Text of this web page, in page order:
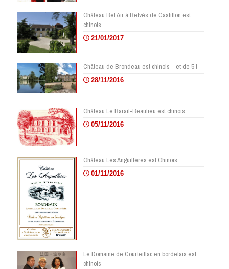
Château Bel Air à Belvès de Castillon est
chinois
21/01/2017
Château de Brondeau est chinois – et de 5 !
28/11/2016
Château Le Barail-Beaulieu est chinois
05/11/2016
Château Les Anguillères est Chinois
01/11/2016
Le Domaine de Courteillac en bordelais est
chinois